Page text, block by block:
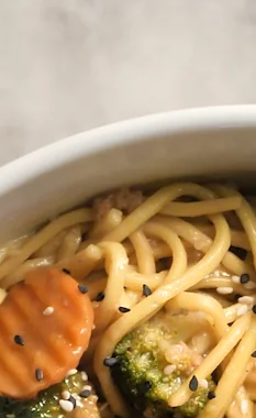
Frios e Embutidos
Peixes e Frutos do Mar
100% Vegetal
Doces, Bolos e Sobremesas
Pães e Massas
Bebidas